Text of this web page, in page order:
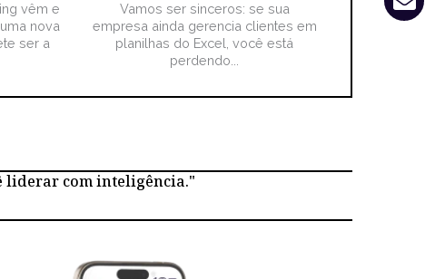
vêm e
nova
ser a
Vamos ser sinceros: se sua
empresa ainda gerencia clientes em
planilhas do Excel, você está
perdendo...
liderar com inteligência."